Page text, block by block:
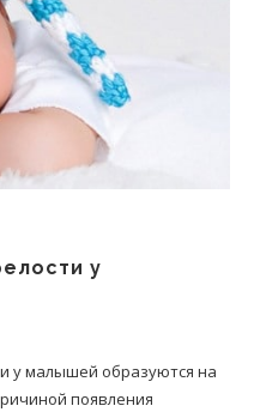
у
у малышей образуются на
появления